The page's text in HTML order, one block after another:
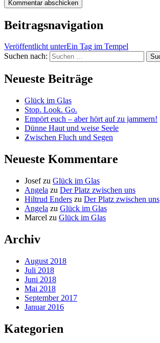
Beitragsnavigation
Veröffentlicht unterEin Tag im Tempel
Suchen nach:
Neueste Beiträge
Glück im Glas
Stop. Look. Go.
Empört euch – aber hört auf zu jammern!
Dünne Haut und weise Seele
Zwischen Fluch und Segen
Neueste Kommentare
Josefzu Glück im Glas
Angela zu Der Platz zwischen uns
Hiltrud Enders zu Der Platz zwischen uns
Angela zu Glück im Glas
Marcel zu Glück im Glas
Archiv
August 2018
Juli 2018
Juni 2018
Mai 2018
September 2017
Januar 2016
Kategorien